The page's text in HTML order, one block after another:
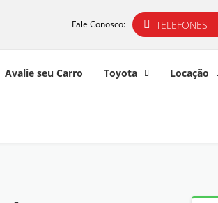
Fale Conosco: TELEFONES
Avalie seu Carro Toyota Locação